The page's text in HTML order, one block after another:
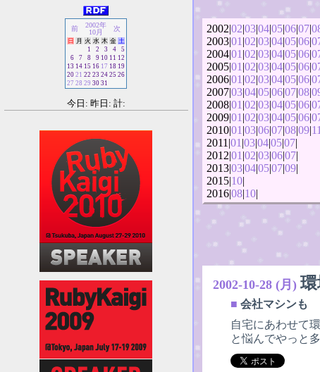
2002|02|03|04|05|06|07|
2003|01 |02|03|04|05|06|
2004|01 |02|03|04|05|06|
2005|01 |02|03|04|05|06|
2006|01 |02|03|04|05|06|
2007|03|04|05|06|07|08|
2008|01 |02|03|04|05|06|
2009|01 |02|03|04|05|06|
2010|01 |03|06|07|08|09|11
2011|01 |03|04|05|07|
2012|01 |02|03|06|07|
2013|03|04|05|07|09|
2015|10|
2016|08|10|
2002-10-28 (月)
■ 会社マシンも
自宅にあわせて
と悩んでやっと
前
2002年
10月
次
日 月 火 水 木 金 土
1
2 3 4
5
6
7 8 9 10 11 12
13 14 15 16 17 18 19
20 21 22 23 24 25 26
27 28 29 30 31
今日: 昨日: 計: